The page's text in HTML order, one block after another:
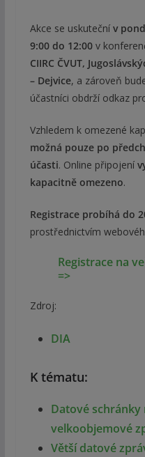
Akce se uskuteční v
9:00 do 12:00v
CIIRC ČVUT,
– Dejvice, a zároveň
účastníci obdrží odkaz
Vzhledem k omezené
možná pouze po
účasti. Online připojení
kapacitně omezeno.
Registrace probíhá do
prostřednictvím
Registrace na
=>
Zdroj:
DIA
K tématu:
Datové
velkoobjemové
Větší datové